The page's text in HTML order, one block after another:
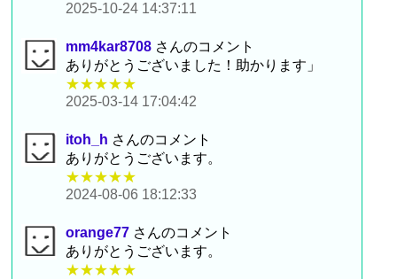
2025-10-24 14:37:11
mm4kar8708 さんのコメント
ありがとうございました！助かります」
★★★★★
2025-03-14 17:04:42
itoh_h さんのコメント
ありがとうございます。
★★★★★
2024-08-06 18:12:33
orange77 さんのコメント
ありがとうございます。
★★★★★